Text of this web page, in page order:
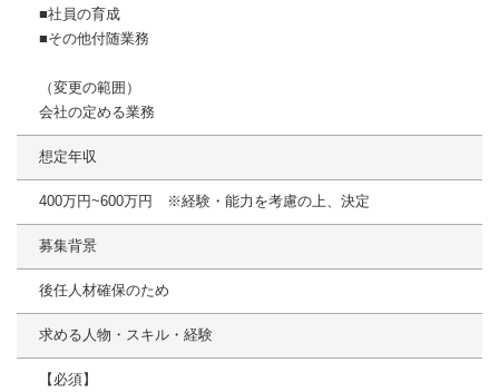
■社員の育成
■その他付随業務
（変更の範囲）
会社の定める業務
想定年収
400万円~600万円 ※経験・能力を考慮の上、決定
募集背景
後任人材確保のため
求める人物・スキル・経験
【必須】